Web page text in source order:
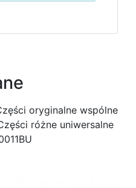
oryginalne wspólne
różne uniwersalne